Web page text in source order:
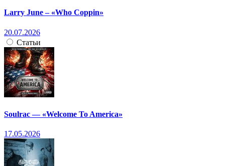
Larry June – «Who Coppin»
20.07.2026
Статьи
Soulrac — «Welcome To America»
17.05.2026